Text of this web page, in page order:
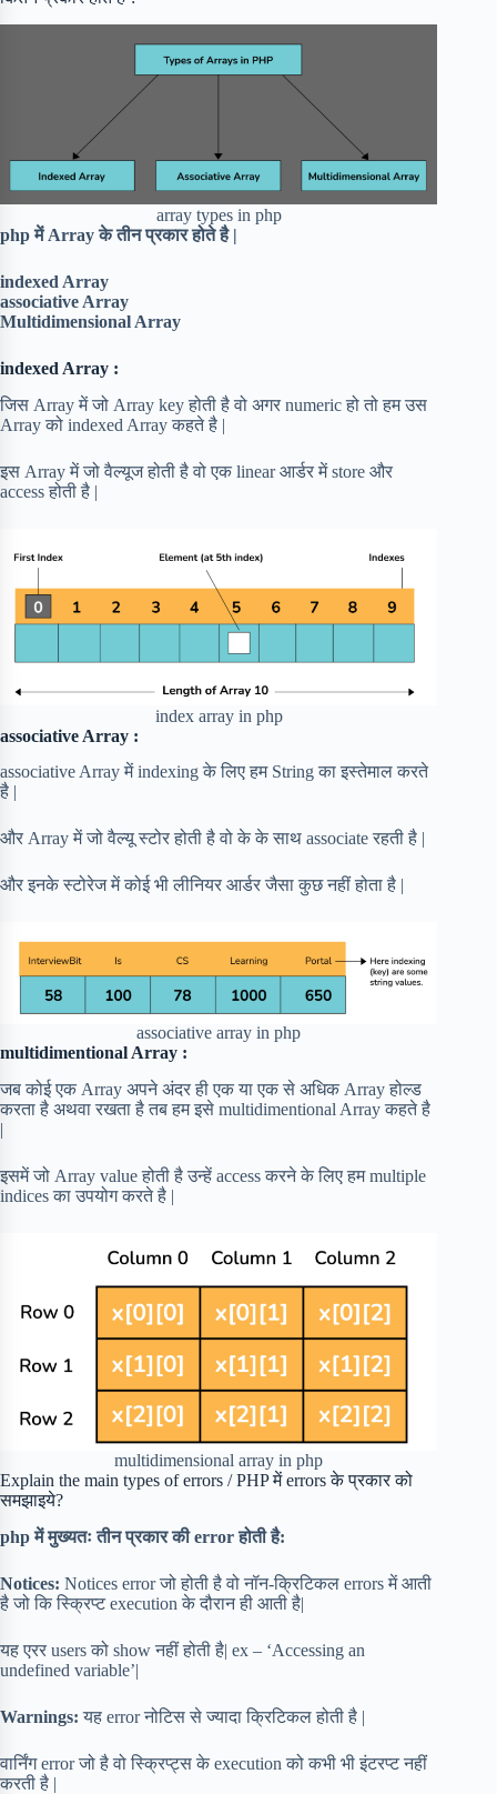
array types in php
php में Array के तीन प्रकार होते है |
indexed Array
associative Array
Multidimensional Array
indexed Array :
जिस Array में जो Array key होती है वो अगर numeric हो तो हम उस
Array को indexed Array कहते है |
इस Array में जो वैल्यूज होती है वो एक linear आर्डर में store और
access होती है |
index array in php
associative Array :
associative Array में indexing के लिए हम String का इस्तेमाल करते
है |
और Array में जो वैल्यू स्टोर होती है वो के के साथ associate रहती है |
और इनके स्टोरेज में कोई भी लीनियर आर्डर जैसा कुछ नहीं होता है |
associative array in php
multidimentional Array :
जब कोई एक Array अपने अंदर ही एक या एक से अधिक Array होल्ड
करता है अथवा रखता है तब हम इसे multidimentional Array कहते है
|
इसमें जो Array value होती है उन्हें access करने के लिए हम multiple
indices का उपयोग करते है |
multidimensional array in php
Explain the main types of errors / PHP में errors के प्रकार को
समझाइये?
php में मुख्यतः तीन प्रकार की error होती है:
Notices: Notices error जो होती है वो नॉन-क्रिटिकल errors में आती
है जो कि स्क्रिप्ट execution के दौरान ही आती है|
यह एरर users को show नहीं होती है| ex – ‘Accessing an
undefined variable’|
Warnings: यह error नोटिस से ज्यादा क्रिटिकल होती है |
वार्निंग error जो है वो स्क्रिप्ट्स के execution को कभी भी इंटरप्ट नहीं
करती है |